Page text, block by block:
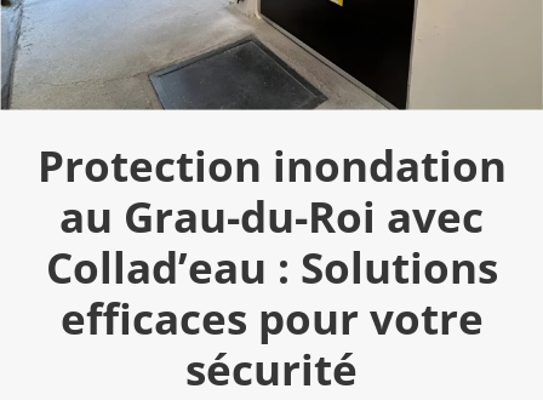
Protection inondation
au Grau-du-Roi avec
Collad’eau : Solutions
efficaces pour votre
sécurité